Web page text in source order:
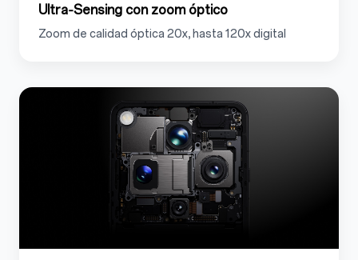
Ultra‑Sensing con zoom óptico
Zoom de calidad óptica 20x, hasta 120x digital